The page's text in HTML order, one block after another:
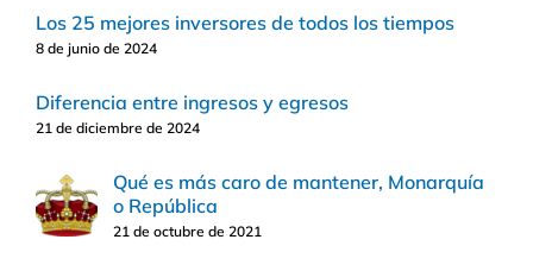
Los 25 mejores inversores de todos los tiempos
8 de junio de 2024
Diferencia entre ingresos y egresos
21 de diciembre de 2024
Qué es más caro de mantener, Monarquía
o República
21 de octubre de 2021